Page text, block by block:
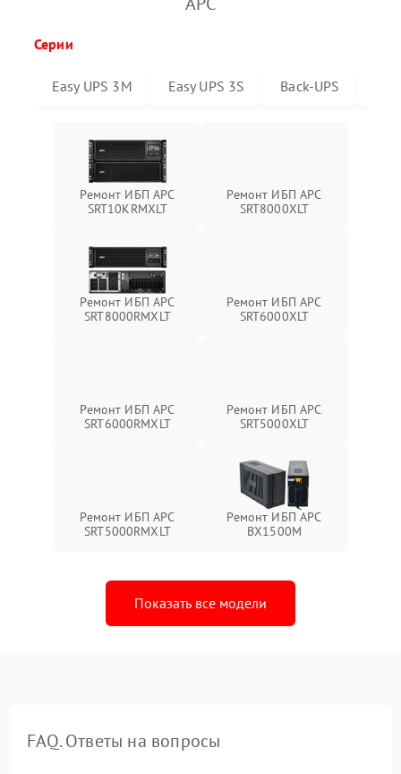
Серии
Easy UPS 3M Easy UPS 3S Back-UPS
Ремонт ИБП APC
SRT10KRMXLT
Ремонт ИБП APC
SRT8000XLT
Ремонт ИБП APC
SRT8000RMXLT
Ремонт ИБП APC
SRT6000XLT
Ремонт ИБП APC
SRT6000RMXLT
Ремонт ИБП APC
SRT5000XLT
Ремонт ИБП APC
SRT5000RMXLT
Ремонт ИБП APC
BX1500M
Показать все модели
FAQ. Ответы на вопросы